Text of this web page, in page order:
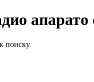
апарато
поиску